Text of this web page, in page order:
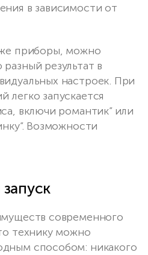
в зависимости от
приборы, можно
результат в
настроек. При
легко запускается
включи романтик” или
Возможности
современного
технику можно
способом: никакого